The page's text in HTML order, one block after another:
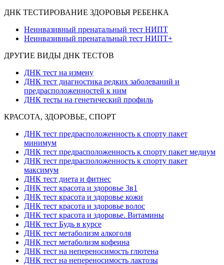
ДНК ТЕСТИРОВАНИЕ ЗДОРОВЬЯ РЕБЕНКА
Неинвазивный пренатальный тест НИПТ
Неинвазивный пренатальный тест НИПТ+
ДРУГИЕ ВИДЫ ДНК ТЕСТОВ
ДНК тест на измену
ДНК тест диагностика редких заболеваний и
предрасположенностей к ним
ДНК тесты на генетический профиль
КРАСОТА, ЗДОРОВЬЕ, СПОРТ
ДНК тест предрасположенность к спорту пакет
минимум
ДНК тест предрасположенность к спорту пакет медиум
ДНК тест предрасположенность к спорту пакет
максимум
ДНК тест диета и фитнес
ДНК тест красота и здоровье 3в1
ДНК тест красота и здоровье кожи
ДНК тест красота и здоровье волос
ДНК тест красота и здоровье. Витамины
ДНК тест Будь в курсе
ДНК тест метаболизм алкоголя
ДНК тест метаболизм кофеина
ДНК тест на непереносимость глютена
ДНК тест на непереносимость лактозы